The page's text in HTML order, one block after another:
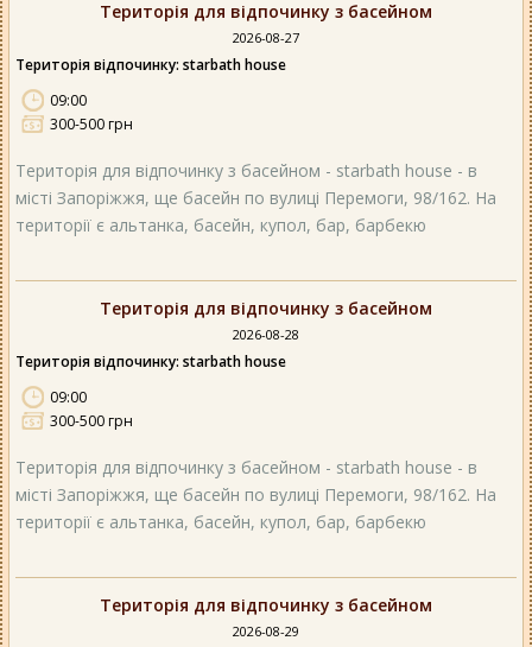
Територія для відпочинку з басейном
2026-08-27
Територія відпочинку: starbath house
09:00
300-500 грн
Територія для відпочинку з басейном - starbath house - в
місті Запоріжжя, ще басейн по вулиці Перемоги, 98/162. На
території є альтанка, басейн, купол, бар, барбекю
Територія для відпочинку з басейном
2026-08-28
Територія відпочинку: starbath house
09:00
300-500 грн
Територія для відпочинку з басейном - starbath house - в
місті Запоріжжя, ще басейн по вулиці Перемоги, 98/162. На
території є альтанка, басейн, купол, бар, барбекю
Територія для відпочинку з басейном
2026-08-29